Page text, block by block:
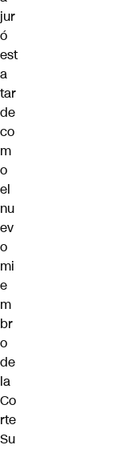
jur
ó
est
a
tar
de
co
m
o
el
nu
ev
o
mi
e
m
br
o
de
la
Co
rte
Su